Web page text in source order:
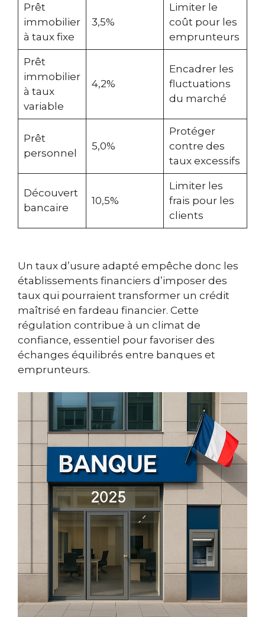
Prêt
immobilier
à taux fixe
3,5%
Limiter le
coût pour les
emprunteurs
Prêt
immobilier
à taux
variable
4,2%
Encadrer les
fluctuations
du marché
Prêt
personnel
5,0%
Protéger
contre des
taux excessifs
Découvert
bancaire
10,5%
Limiter les
frais pour les
clients
Un taux d’usure adapté empêche donc les
établissements financiers d’imposer des
taux qui pourraient transformer un crédit
maîtrisé en fardeau financier. Cette
régulation contribue à un climat de
confiance, essentiel pour favoriser des
échanges équilibrés entre banques et
emprunteurs.